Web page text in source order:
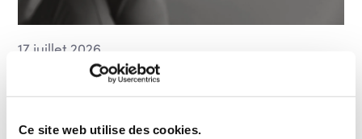
Ce site web utilise des cookies.
17 juillet 2026
Violences faites aux femmes : les entités
francophones allient leurs forces autour
d’un plan commun